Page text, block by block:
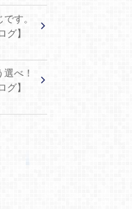
す。
グ】
べ！
グ】